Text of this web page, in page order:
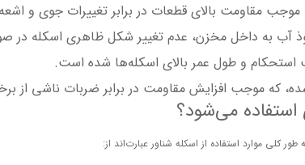
موجب مقاومت بالای قطعات در برابر تغییرات جوی و
آب به داخل مخزن، عدم تغییر شکل ظاهری اسکله در
استحکام و طول عمر بالای اسکله‌ها شده است.
که موجب افزایش مقاومت در برابر ضربات ناشی از
استفاده می‌شود؟
کلی موارد استفاده از اسکله شناور عبارت‌اند از: